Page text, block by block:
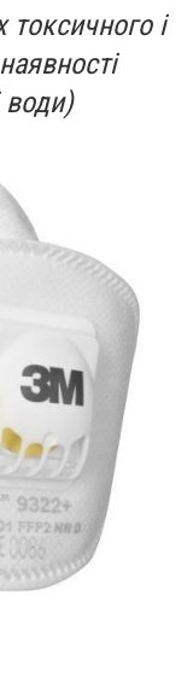
і
води)